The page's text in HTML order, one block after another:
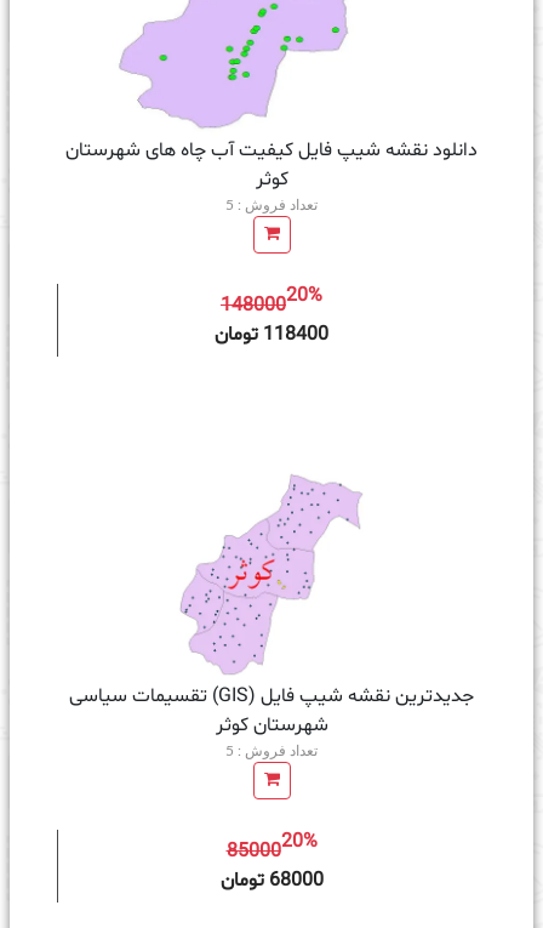
دانلود نقشه شیپ فایل کیفیت آب چاه های شهرستان
کوثر
تعداد فروش : 5
14800020%
118400 تومان
جدیدترین نقشه شیپ فایل (GIS) تقسیمات سیاسی
شهرستان کوثر
تعداد فروش : 5
8500020%
68000 تومان